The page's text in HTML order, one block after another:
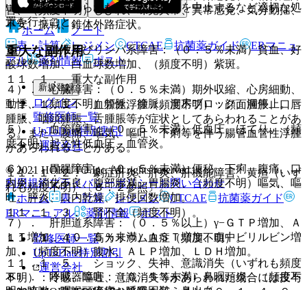
害、（頻度不明）しびれ、味覚異常、異常感覚、気分動揺、
不安、振戦、錐体外路症状。
３）． 血液及びリンパ系障害：（０．５％未満）貧血、好
酸球数増加、白血球数増加、（頻度不明）紫斑。
４）． 心臓障害：（０．５％未満）期外収縮、心房細動、
動悸、（頻度不明）頻脈、徐脈、洞房ブロック、洞停止。
５）． 血管障害：（０．５％未満）低血圧、ほてり、（頻
度不明）起立性低血圧、血管炎。
６）． 胃腸障害：（０．５％未満）便秘、下痢、腹痛、口
内炎、消化不良、腹部膨満、胃腸炎、（頻度不明）嘔気、嘔
吐、膵炎、口内乾燥、排便回数増加。
７）． 肝胆道系障害：（０．５％以上）γ−ＧＴＰ増加、Ａ
ＬＴ増加、（０．５％未満）ＡＳＴ増加、血中ビリルビン増
加、（頻度不明）腹水、ＡＬＰ増加、ＬＤＨ増加。
８）． 呼吸器障害：（０．５％未満）鼻咽頭炎、（頻度不
い、異常が認められた場合には投与を中止するなど適切な処
置を行うこと。
重大な副作用
１１．１． 重大な副作用
１１．１．１． 血管性浮腫（頻度不明）：顔面腫脹、口唇
腫脹、咽頭腫脹、舌腫脹等が症状としてあらわれることがあ
る。また、腹痛、嘔気、嘔吐、下痢等を伴う腸管血管性浮腫
があらわれることがある。
１１．１．２． 劇症肝炎、肝炎、肝機能障害、黄疸（いず
れも頻度不明）〔８．２参照〕。
１１．１．３． 腎不全（頻度不明）。
１１．１．４． 高カリウム血症（頻度不明）。
１１．１．５． ショック、失神、意識消失（いずれも頻度
不明）：冷感、嘔吐、意識消失等があらわれた場合には投与
ホーム
ノート
表・計算
レジメン CTCAE 抗菌薬ガイド
ERマニュ
アル
薬剤情報 ポスト
新規登録
ログイン
監修医師一覧
UpToDate特別割引
運営会社
© 2021 HOKUTO Inc. All rights reserved.
利用規約プライバシーポリシーお問い合わせ
ホーム
表・計算 レジメン CTCAE
抗菌薬ガイド
ERマニュアル
薬剤情報 ポスト
監修医師一覧
UpToDate特別割引
運営会社